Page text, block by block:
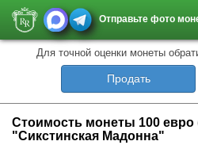
Отправьте фото
Для точной оценки монеты
Продать
Стоимость монеты 100 евро
"Сикстинская Мадонна"